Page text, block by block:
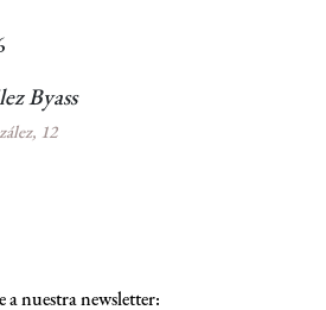
Byass
12
a nuestra newsletter: